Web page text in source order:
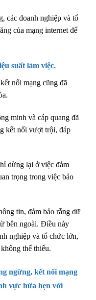
các doanh nghiệp và tổ
của mạng internet để
suất làm việc.
nối mạng cũng đã
minh và cáp quang đã
kết nối vượt trội, đáp
dừng lại ở việc đảm
trọng trong việc bảo
tin, đảm bảo rằng dữ
bên ngoài. Điều này
nghiệp và tổ chức lớn,
thể thiếu.
ngừng, kết nối mạng
vực hứa hẹn với